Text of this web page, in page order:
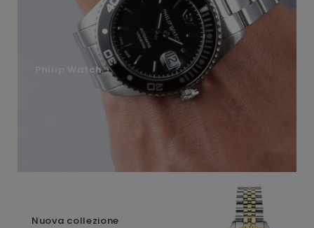
Philip Watch
Nuova collezione